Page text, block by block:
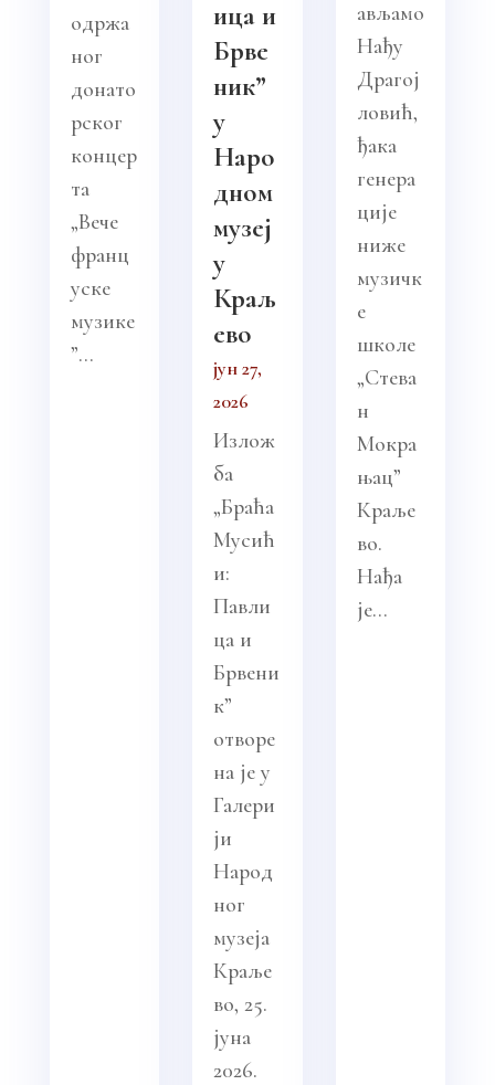
одржа
ног
донато
рског
концер
та
„Вече
франц
уске
музике
”...
ица и
Брве
ник”
у
Наро
дном
музеј
у
Краљ
ево
јун 27,
2026
Излож
ба
„Браћа
Мусић
и:
Павли
ца и
Брвени
к”
отворе
на је у
Галери
ји
Народ
ног
музеја
Краље
во, 25.
јуна
2026.
ављамо
Нађу
Драгој
ловић,
ђака
генера
ције
ниже
музичк
е
школе
„Стева
н
Мокра
њац”
Краље
во.
Нађа
је...